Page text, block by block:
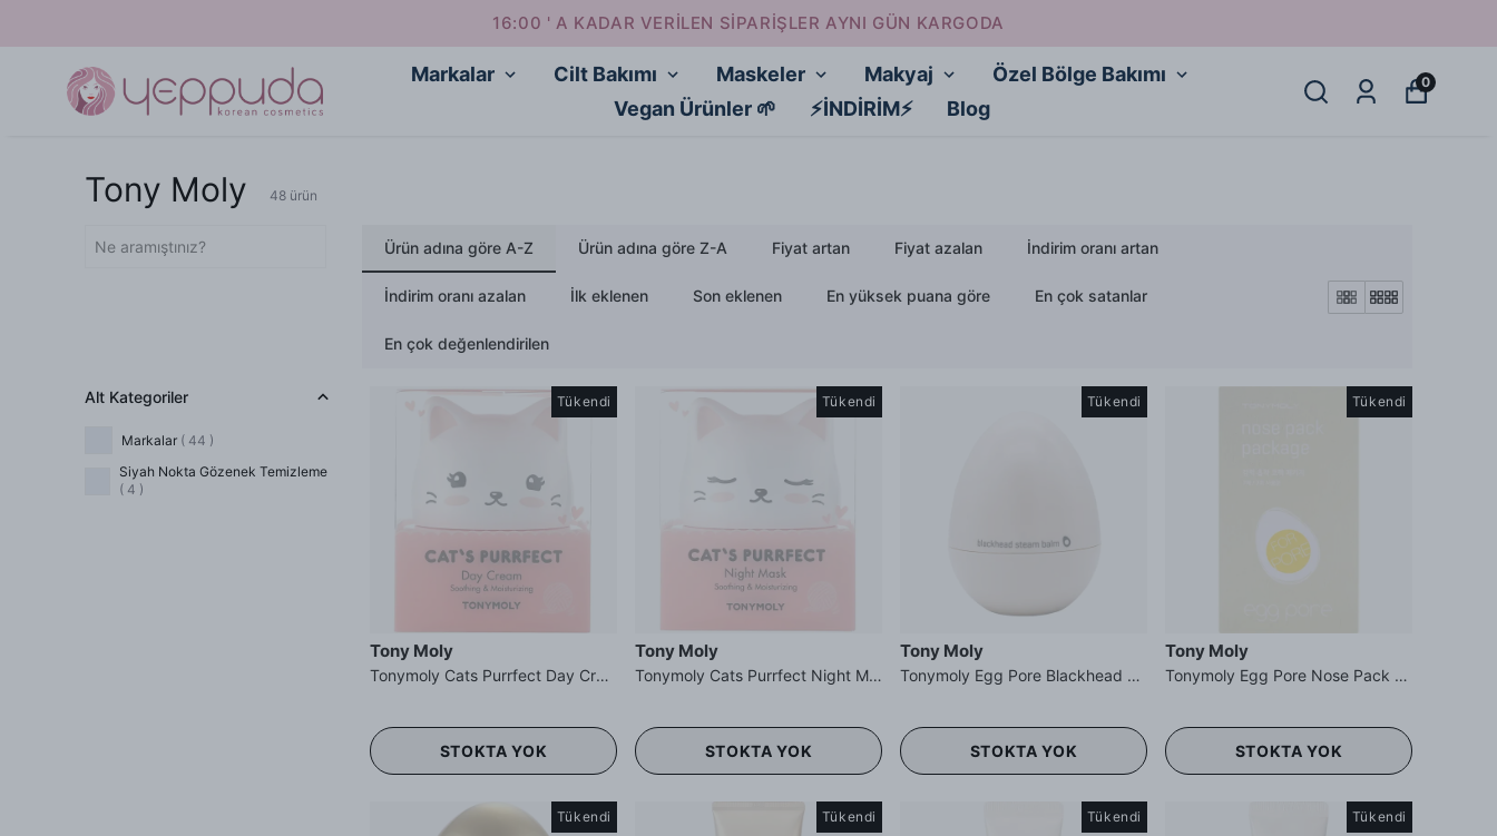
16:00 ' A KADAR VERİLEN SİPARİŞLER AYNI GÜN KARGODA
Markalar Cilt Bakımı Maskeler Makyaj
Özel Bölge Bakımı
Vegan Ürünler 🌱
⚡İNDİRİM⚡ Blog
0
Tony Moly 48 ürün
Ürün adına göre A-Z Ürün adına göre Z-A Fiyat artan Fiyat azalan İndirim oranı artan
İndirim oranı azalan İlk eklenen Son eklenen En yüksek puana göre En çok satanlar
En çok değenlendirilen
Alt Kategoriler
Markalar ( 44 )
Siyah Nokta Gözenek Temizleme
( 4 )
Tükendi
Tony Moly
Tonymoly Cats Purrfect Day Cream - Gündüz Kremi
STOKTA YOK
Tükendi
Tony Moly
Tonymoly Cats Purrfect Night Mask - Gece Maskesi
STOKTA YOK
Tükendi
Tony Moly
Tonymoly Egg Pore Blackhead Steam Balm - Siyah Nokta Balsamı
STOKTA YOK
Tükendi
Tony Moly
Tonymoly Egg Pore Nose Pack Package - Burun Bandı
STOKTA YOK
Tükendi Tükendi Tükendi Tükendi